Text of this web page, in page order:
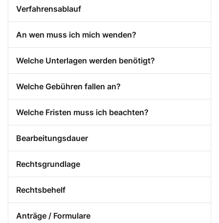
Verfahrensablauf
An wen muss ich mich wenden?
Welche Unterlagen werden benötigt?
Welche Gebühren fallen an?
Welche Fristen muss ich beachten?
Bearbeitungsdauer
Rechtsgrundlage
Rechtsbehelf
Anträge / Formulare